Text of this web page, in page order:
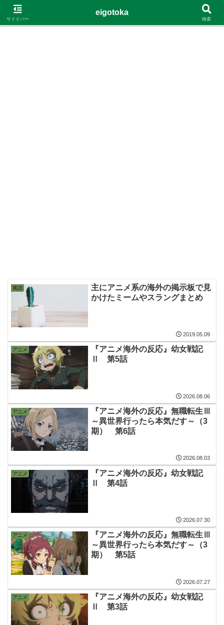
G-4Y8348WE8B
英語
主にアニメ系の海外の掲示板で見
かけたミームやスラングまとめ
2019.05.09
アニメ
『アニメ海外の反応』幼女戦記
Ⅱ 第5話
2026.08.06
アニメ
『アニメ海外の反応』無職転生Ⅲ
～異世界行ったら本気だす～（3
期） 第6話
2026.08.03
アニメ
『アニメ海外の反応』幼女戦記
Ⅱ 第4話
2026.07.30
アニメ
『アニメ海外の反応』無職転生Ⅲ
～異世界行ったら本気だす～（3
期） 第5話
2026.07.27
アニメ
『アニメ海外の反応』幼女戦記
Ⅱ 第3話
サイドバー
eigotoka
検索